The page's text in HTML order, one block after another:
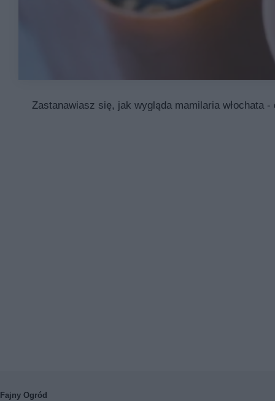
Zastanawiasz się, jak wygląda mamilaria włochata
Fajny Ogród